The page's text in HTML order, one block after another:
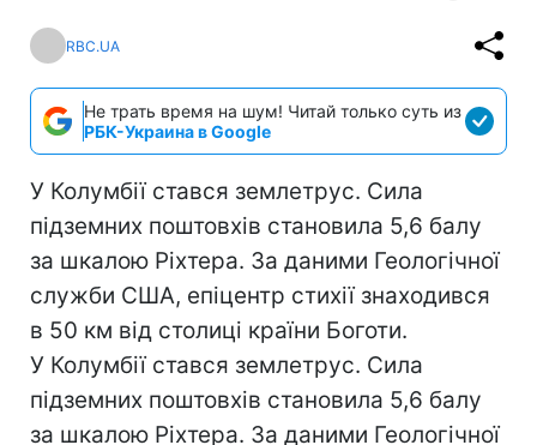
RBC.UA
Не трать время на шум! Читай только суть из
РБК-Украина в Google
У Колумбії стався землетрус. Сила
підземних поштовхів становила 5,6 балу
за шкалою Ріхтера. За даними Геологічної
служби США, епіцентр стихії знаходився
в 50 км від столиці країни Боготи.
У Колумбії стався землетрус. Сила
підземних поштовхів становила 5,6 балу
за шкалою Ріхтера. За даними Геологічної